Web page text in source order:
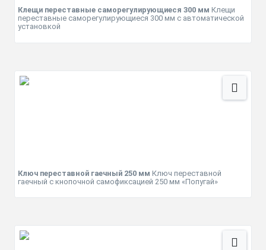
Клещи переставные саморегулирующиеся 300 мм Клещи
переставные саморегулирующиеся 300 мм с автоматической
установкой
Ключ переставной гаечный 250 мм Ключ переставной
гаечный с кнопочной самофиксацией 250 мм «Попугай»